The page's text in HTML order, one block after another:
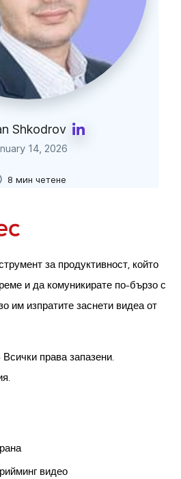
Shkodrov
14, 2026
8 мин четене
за продуктивност, който
и да комуникирате по-бързо с
им изпратите заснети видеа от
права запазени.
видео